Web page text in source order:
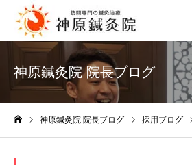
神原鍼灸院 院長ブログ
神原鍼灸院 院長ブログ 採用ブログ